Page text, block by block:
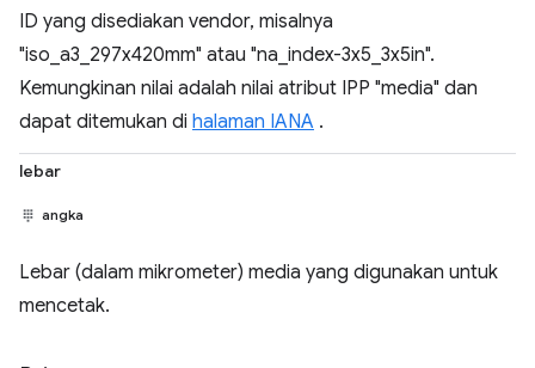
ID yang disediakan vendor, misalnya
"iso_a3_297x420mm" atau "na_index-3x5_3x5in".
Kemungkinan nilai adalah nilai atribut IPP "media" dan
dapat ditemukan di halaman IANA .
lebar
angka
Lebar (dalam mikrometer) media yang digunakan untuk
mencetak.